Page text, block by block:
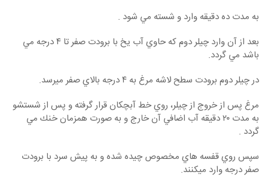
به مدت ده دقيقه وارد و شسته مي شود .
بعد از آن وارد چيلر دوم كه حاوي آب يخ با برودت صفر تا ۴ درجه مي
باشد مي گردد.
در چيلر دوم برودت سطح لاشه مرغ به ۴ درجه بالاي صفر ميرسد.
مرغ پس از خروج از چيلر، روي خط آبچكان قرار گرفته و پس از شستشو
به مدت ۲۰ دقيقه آب اضافي آن خارج و به صورت همزمان خنك مي
گردد .
سپس روي قفسه هاي مخصوص چيده شده و به پيش سرد با برودت
صفر درجه وارد میکنند.